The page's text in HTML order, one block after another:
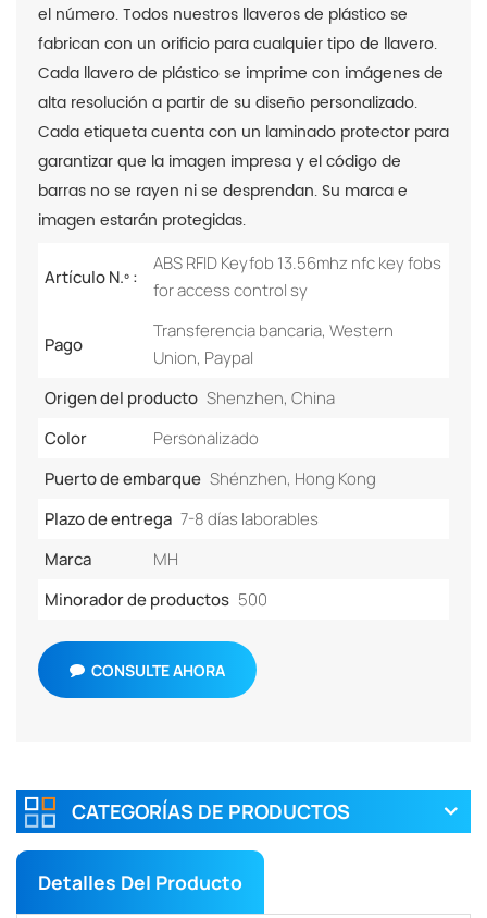
el número. Todos nuestros llaveros de plástico se
fabrican con un orificio para cualquier tipo de llavero.
Cada llavero de plástico se imprime con imágenes de
alta resolución a partir de su diseño personalizado.
Cada etiqueta cuenta con un laminado protector para
garantizar que la imagen impresa y el código de
barras no se rayen ni se desprendan. Su marca e
imagen estarán protegidas.
Artículo N.º :
ABS RFID Keyfob 13.56mhz nfc key fobs
for access control sy
Pago
Transferencia bancaria, Western
Union, Paypal
Origen del producto Shenzhen, China
Color
Personalizado
Puerto de embarque Shénzhen, Hong Kong
Plazo de entrega 7-8 días laborables
Marca
MH
Minorador de productos 500
CONSULTE AHORA
CATEGORÍAS DE PRODUCTOS
Detalles Del Producto